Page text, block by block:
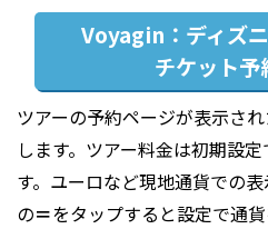
Voyagin： ディズ
チケット予
ツアーの予約ページが表示さ
します。ツアー料金は初期設
す。ユーロなど現地通貨での
の＝をタップすると設定で通貨